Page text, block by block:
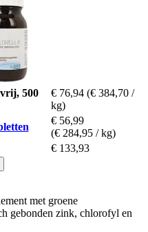
500
€ 76,94 (€ 384,70 /
kg)
€ 56,99
(€ 284,95 / kg)
€ 133,93
met groene
gebonden zink, chlorofyl en